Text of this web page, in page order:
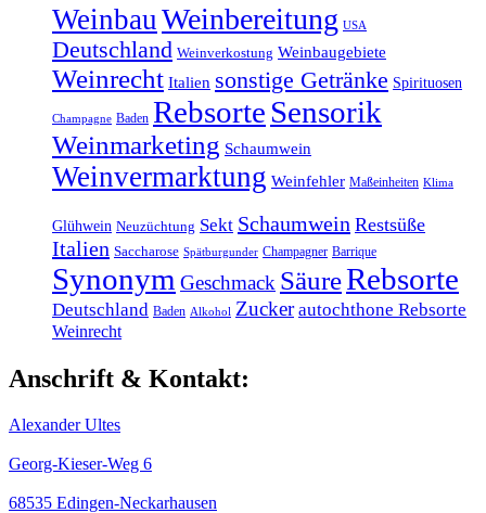
Weinbau Weinbereitung USA
Deutschland Weinverkostung Weinbaugebiete
Weinrecht Italien sonstige Getränke Spirituosen
Champagne Baden Rebsorte Sensorik
Weinmarketing Schaumwein
Weinvermarktung Weinfehler Maßeinheiten Klima
Glühwein Neuzüchtung Sekt Schaumwein Restsüße
Italien Saccharose Spätburgunder Champagner Barrique
Synonym Geschmack SäureRebsorte
Deutschland Baden Alkohol Zucker autochthone Rebsorte
Weinrecht
Anschrift & Kontakt:
Alexander Ultes
Georg-Kieser-Weg 6
68535 Edingen-Neckarhausen